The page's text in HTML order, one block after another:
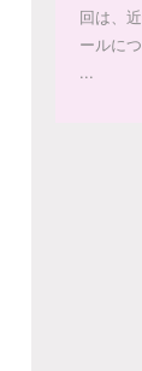
回は、
ールに
...